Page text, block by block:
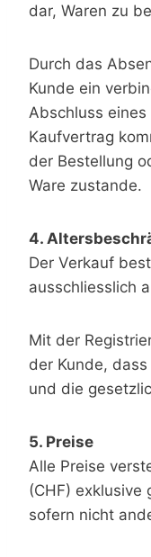
dar, Waren zu
Durch das
Kunde ein
Abschluss
Kaufvertrag
der Bestellung
Ware zustande.
4.
Der Verkauf
ausschliesslich
Mit der
der Kunde,
und die
5. Preise
Alle Preise
(CHF) exklusive
sofern nicht